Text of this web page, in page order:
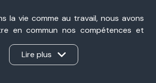
la vie comme au travail, nous avons
en commun nos compétences et
pour accompagner nos clients avec
et réactivité. Présents à Portes-
Valence, nous sommes une agence
Lire plus